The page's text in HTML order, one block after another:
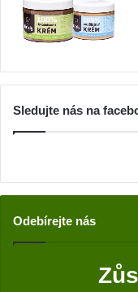
Sledujte nás na
Odebírejte nás